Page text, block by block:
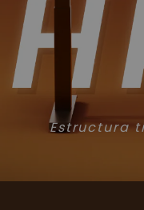
Estructura